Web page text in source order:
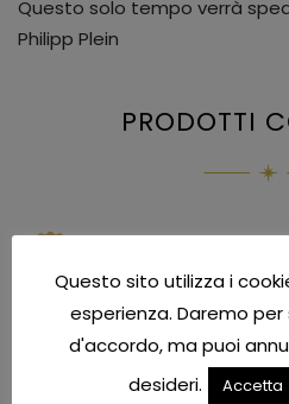
Questo solo tempo verrà
Philipp Plein
PRODOTTI
Questo sito utilizza i
esperienza. Daremo
d'accordo, ma puoi
desideri.
Accetta